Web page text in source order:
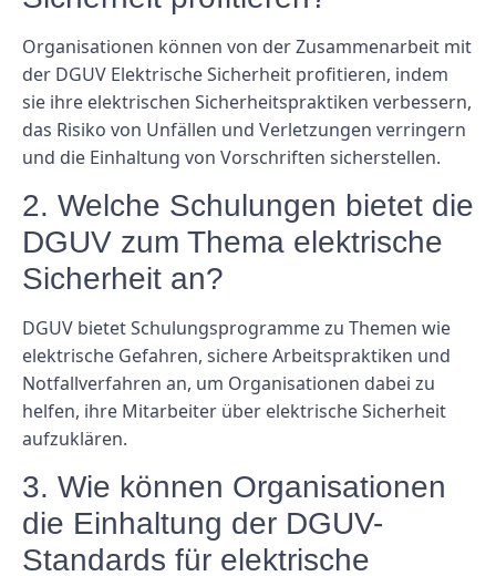
Organisationen können von der Zusammenarbeit mit
der DGUV Elektrische Sicherheit profitieren, indem
sie ihre elektrischen Sicherheitspraktiken verbessern,
das Risiko von Unfällen und Verletzungen verringern
und die Einhaltung von Vorschriften sicherstellen.
2. Welche Schulungen bietet die
DGUV zum Thema elektrische
Sicherheit an?
DGUV bietet Schulungsprogramme zu Themen wie
elektrische Gefahren, sichere Arbeitspraktiken und
Notfallverfahren an, um Organisationen dabei zu
helfen, ihre Mitarbeiter über elektrische Sicherheit
aufzuklären.
3. Wie können Organisationen
die Einhaltung der DGUV-
Standards für elektrische